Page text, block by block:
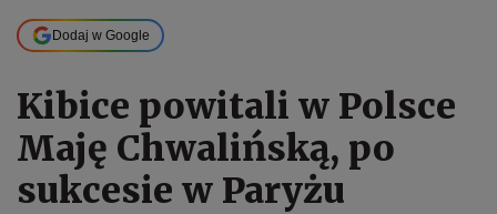
Dodaj w Google
Kibice powitali w Polsce
Maję Chwalińską, po
sukcesie w Paryżu